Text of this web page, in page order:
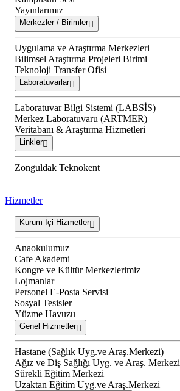
Yayınlarımız
Merkezler / Birimler
Uygulama ve Araştırma Merkezleri
Bilimsel Araştırma Projeleri Birimi
Teknoloji Transfer Ofisi
Laboratuvarlar
Laboratuvar Bilgi Sistemi (LABSİS)
Merkez Laboratuvaru (ARTMER)
Veritabanı & Araştırma Hizmetleri
Linkler
Zonguldak Teknokent
Hizmetler
Kurum İçi Hizmetler
Anaokulumuz
Cafe Akademi
Kongre ve Kültür Merkezlerimiz
Lojmanlar
Personel E-Posta Servisi
Sosyal Tesisler
Yüzme Havuzu
Genel Hizmetler
Hastane (Sağlık Uyg.ve Araş.Merkezi)
Ağız ve Diş Sağlığı Uyg. ve Araş. Merkezi
Sürekli Eğitim Merkezi
Uzaktan Eğitim Uyg.ve Araş.Merkezi